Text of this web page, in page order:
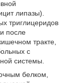
липазы).
триглицеридов
после
тракте,
с
системы.
белком,